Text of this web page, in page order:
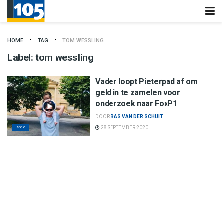
HOME TAG TOM WESSLING
Label:tom wessling
Radio
Vader loopt Pieterpad af om
geld in te zamelen voor
onderzoek naar FoxP1
DOOR BAS VAN DER SCHUIT
28 SEPTEMBER 2020